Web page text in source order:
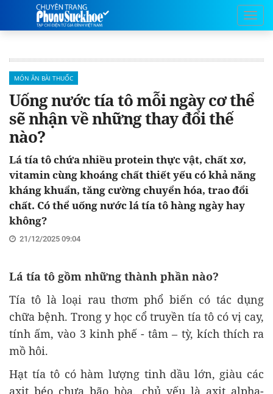
MÓN ĂN BÀI THUỐC
Uống nước tía tô mỗi ngày cơ thể
sẽ nhận về những thay đổi thế
nào?
Lá tía tô chứa nhiều protein thực vật, chất xơ,
vitamin cùng khoáng chất thiết yếu có khả năng
kháng khuẩn, tăng cường chuyển hóa, trao đổi
chất. Có thể uống nước lá tía tô hàng ngày hay
không?
21/12/2025 09:04
Lá tía tô gồm những thành phần nào?
Tía tô là loại rau thơm phổ biến có tác dụng
chữa bệnh. Trong y học cổ truyền tía tô có vị cay,
tính ấm, vào 3 kinh phế - tâm– tỳ, kích thích ra
mồ hôi.
Hạt tía tô có hàm lượng tinh dầu lớn, giàu các
axit béo chưa bão hòa, chủ yếu là axit alpha-